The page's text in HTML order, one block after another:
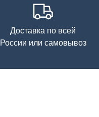
Доставка по всей
России или самовывоз